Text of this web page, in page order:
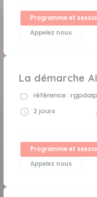
Programme et
Appelez nous
La démarche
référence :
2 jours
Programme et
Appelez nous